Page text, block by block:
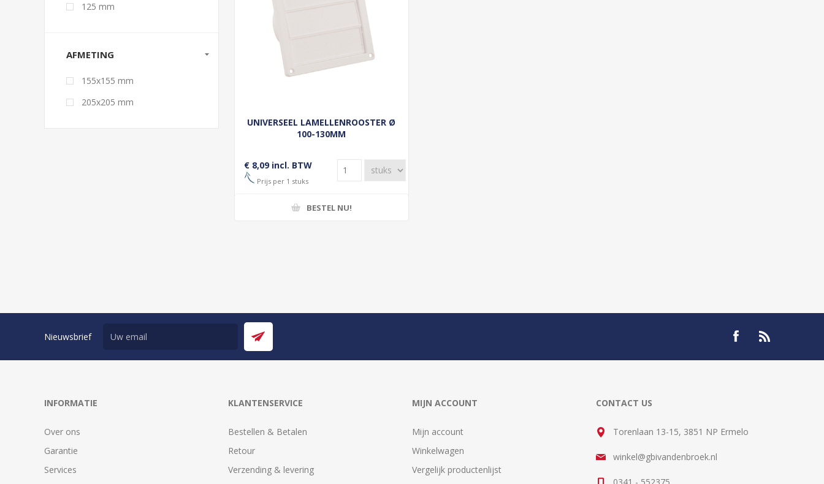
UNIVERSEEL LAMELLENROOSTER Ø
100-130MM
€ 8,09 incl. BTW
Prijs per 1 stuks
BESTEL NU!
125 mm
AFMETING
155x155 mm
205x205 mm
Nieuwsbrief
INFORMATIE
Over ons
Garantie
Services
KLANTENSERVICE
Bestellen & Betalen
Retour
Verzending & levering
MIJN ACCOUNT
Mijn account
Winkelwagen
Vergelijk productenlijst
CONTACT US
Torenlaan 13-15, 3851 NP Ermelo
winkel@gbivandenbroek.nl